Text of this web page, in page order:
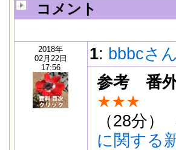
コメント
2018年
02月22日
17:56
1: bbbcさん
参考
番
★★★
（28分）
に関する